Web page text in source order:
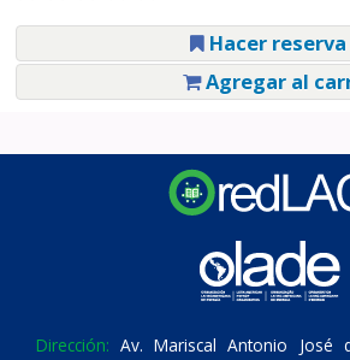
Hacer reserva
Agregar al
Dirección: Av. Mariscal Antonio José